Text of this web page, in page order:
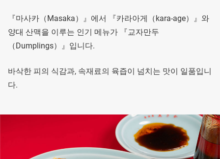
『마사카（Masaka）』에서 『카라아게（kara-age）』와
양대 산맥을 이루는 인기 메뉴가 『교자만두
（Dumplings）』입니다.
바삭한 피의 식감과, 속재료의 육즙이 넘치는 맛이 일품입니
다.